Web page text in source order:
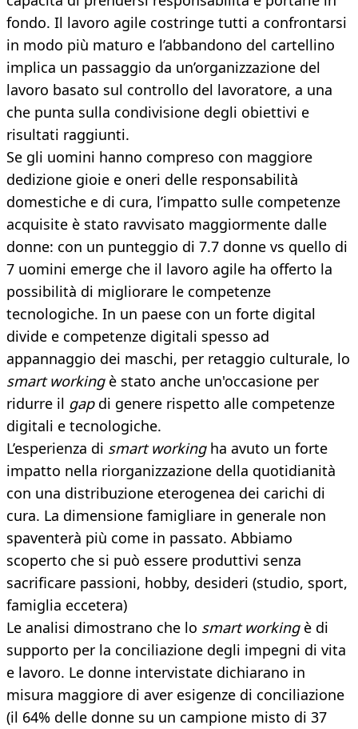
fondo. Il lavoro agile costringe tutti a confrontarsi
in modo più maturo e l’abbandono del cartellino
implica un passaggio da un’organizzazione del
lavoro basato sul controllo del lavoratore, a una
che punta sulla condivisione degli obiettivi e
risultati raggiunti.
Se gli uomini hanno compreso con maggiore
dedizione gioie e oneri delle responsabilità
domestiche e di cura, l’impatto sulle competenze
acquisite è stato ravvisato maggiormente dalle
donne: con un punteggio di 7.7 donne vs quello di
7 uomini emerge che il lavoro agile ha offerto la
possibilità di migliorare le competenze
tecnologiche. In un paese con un forte digital
divide e competenze digitali spesso ad
appannaggio dei maschi, per retaggio culturale, lo
smart workingè stato anche un'occasione per
ridurre il gap di genere rispetto alle competenze
digitali e tecnologiche.
L’esperienza di smart working ha avuto un forte
impatto nella riorganizzazione della quotidianità
con una distribuzione eterogenea dei carichi di
cura. La dimensione famigliare in generale non
spaventerà più come in passato. Abbiamo
scoperto che si può essere produttivi senza
sacrificare passioni, hobby, desideri (studio, sport,
famiglia eccetera)
Le analisi dimostrano che lo smart working è di
supporto per la conciliazione degli impegni di vita
e lavoro. Le donne intervistate dichiarano in
misura maggiore di aver esigenze di conciliazione
(il 64% delle donne su un campione misto di 37